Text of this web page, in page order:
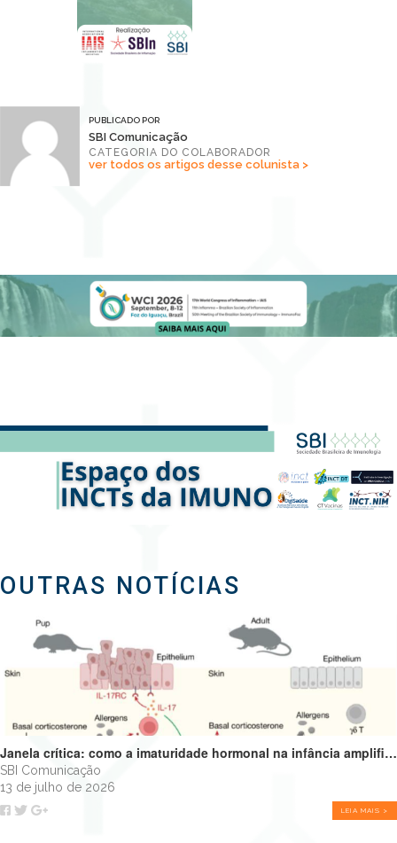
PUBLICADO POR
SBI Comunicação
CATEGORIA DO COLABORADOR
ver todos os artigos desse colunista >
OUTRAS NOTÍCIAS
Janela crítica: como a imaturidade hormonal na infância amplifica alergias e programa o futuro do sistema imune
SBI Comunicação
13 de julho de 2026
LEIA MAIS >